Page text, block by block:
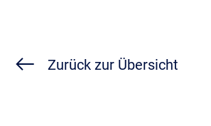
Zurück zur Übersicht